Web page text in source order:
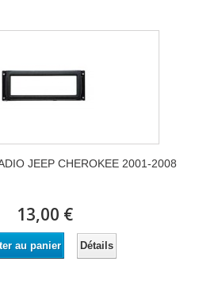
JEEP CHEROKEE 2001-2008
13,00 €
au panier Détails